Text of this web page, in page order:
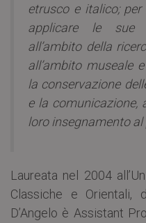
etrusco e italico;
applicare le sue
all’ambito della
all’ambito museale
la conservazione
e la comunicazione,
loro insegnamento al
Laureata nel 2004
Classiche e Orientali,
D’Angelo è Assistant